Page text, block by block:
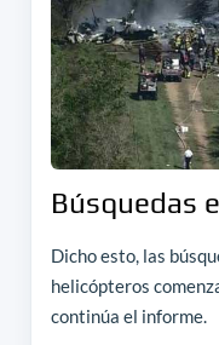
Búsquedas
Dicho esto, las
helicópteros
continúa el informe.